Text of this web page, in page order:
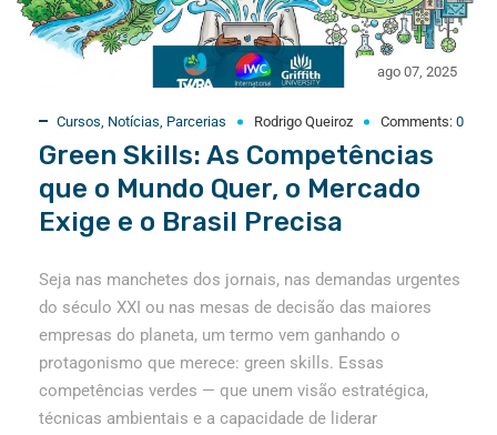
ago 07, 2025
Cursos, Notícias, Parcerias Rodrigo Queiroz Comments: 0
Green Skills: As Competências
que o Mundo Quer, o Mercado
Exige e o Brasil Precisa
Seja nas manchetes dos jornais, nas demandas urgentes
do século XXI ou nas mesas de decisão das maiores
empresas do planeta, um termo vem ganhando o
protagonismo que merece: green skills. Essas
competências verdes — que unem visão estratégica,
técnicas ambientais e a capacidade de liderar